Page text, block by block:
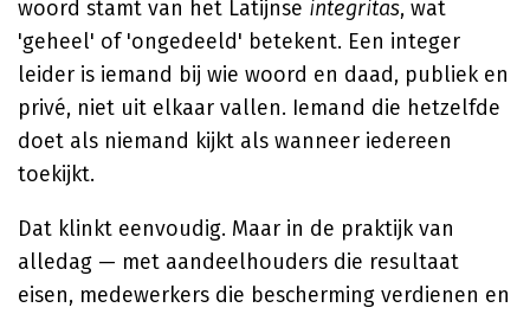
woord stamt van het Latijnse integritas, wat
'geheel' of 'ongedeeld' betekent. Een integer
leider is iemand bij wie woord en daad, publiek en
privé, niet uit elkaar vallen. Iemand die hetzelfde
doet als niemand kijkt als wanneer iedereen
toekijkt.
Dat klinkt eenvoudig. Maar in de praktijk van
alledag — met aandeelhouders die resultaat
eisen, medewerkers die bescherming verdienen en